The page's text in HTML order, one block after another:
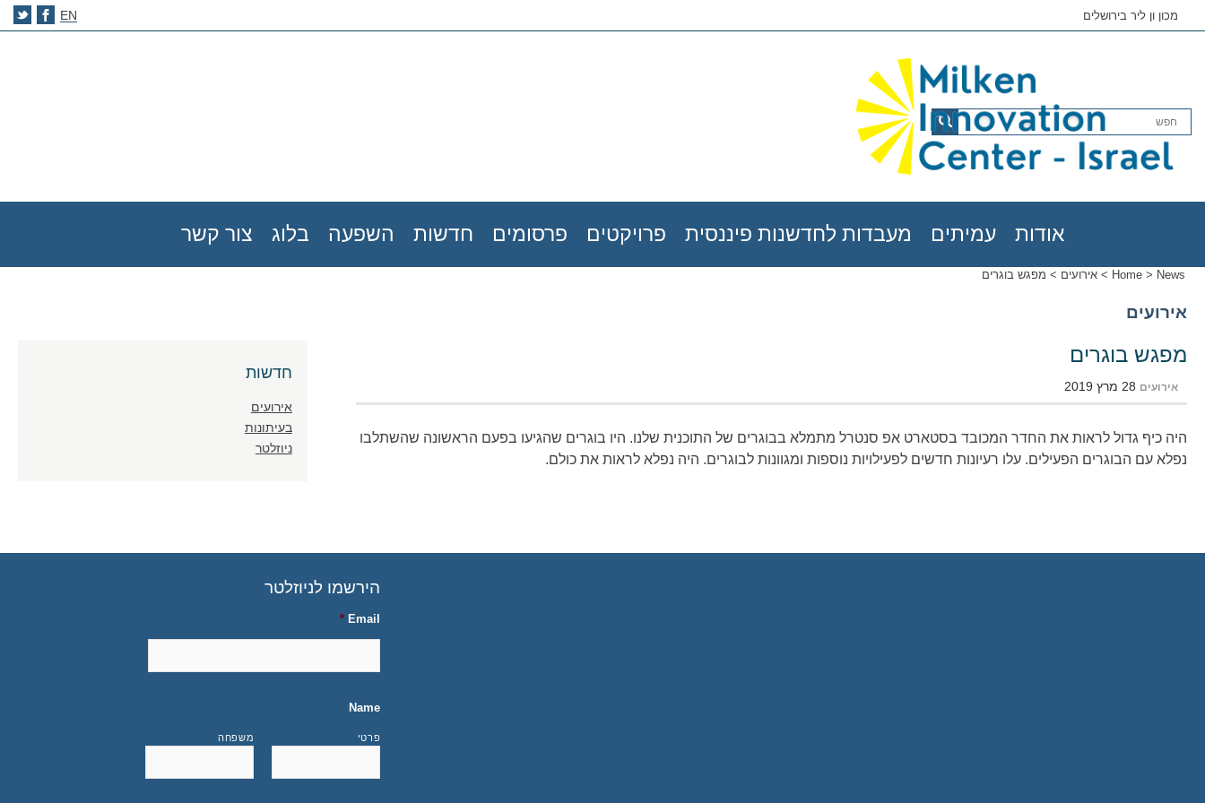
מכון ון ליר בירושלים EN
אודות עמיתים מעבדות לחדשנות פיננסית פרויקטים פרסומים חדשות השפעה בלוג צור קשר
Home > News
> אירועים > מפגש בוגרים
אירועים
מפגש בוגרים
אירועים 28 מרץ 2019
היה כיף גדול לראות את החדר המכובד בסטארט אפ סנטרל מתמלא בבוגרים של התוכנית שלנו. היו בוגרים שהגיעו בפעם הראשונה שהשתלבו
נפלא עם הבוגרים הפעילים. עלו רעיונות חדשים לפעילויות נוספות ומגוונות לבוגרים. היה נפלא לראות את כולם.
חדשות
אירועים
בעיתונות
ניוזלטר
הירשמו לניוזלטר
Email
*
Name
פרטי משפחה